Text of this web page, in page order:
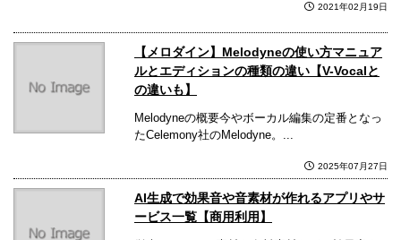
2021年02月19日
【メロダイン】Melodyneの使い方マニュア
ルとエディションの種類の違い【V-Vocalと
の違いも】
Melodyneの概要今やボーカル編集の定番となっ
たCelemony社のMelodyne。...
2025年07月27日
AI生成で効果音や音素材が作れるアプリやサ
ービス一覧【商用利用】